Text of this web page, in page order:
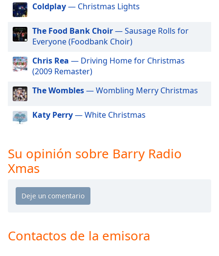
window.
Beginning
window.
Escape
cancel
close
Text
Color
Opacity
Background
Coldplay— Christmas Lights
The Food Bank Choir— Sausage Rolls for
Everyone (Foodbank Choir)
Chris Rea — Driving Home for Christmas
(2009 Remaster)
The Wombles— Wombling Merry Christmas
Katy Perry— White Christmas
Su opinión sobre Barry Radio
Xmas
Contactos de la emisora